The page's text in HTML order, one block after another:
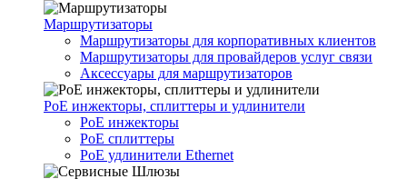
Маршрутизаторы
Маршрутизаторы для корпоративных клиентов
Маршрутизаторы для провайдеров услуг связи
Аксессуары для маршрутизаторов
PoE инжекторы, сплиттеры и удлинители
PoE инжекторы
PoE сплиттеры
PoE удлинители Ethernet